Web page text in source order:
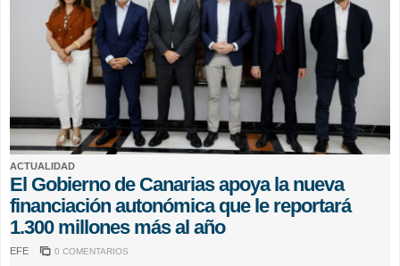
ACTUALIDAD
El Gobierno de Canarias apoya la nueva
financiación autonómica que le reportará
1.300 millones más al año
EFE 0 COMENTARIOS